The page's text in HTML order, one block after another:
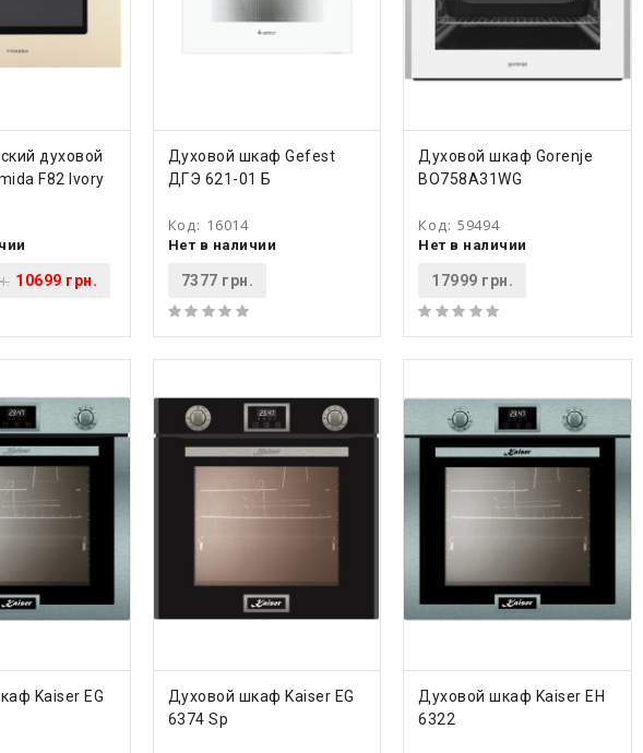
духовой
F82 Ivory
10699 грн.
КУПИТЬ
Духовой шкаф Gefest
ДГЭ 621-01 Б
Код: 16014
Нет в наличии
7377 грн.
КУПИТЬ
Духовой шкаф Gorenje
BO758A31WG
Код: 59494
Нет в наличии
17999 грн.
Kaiser EG
КУПИТЬ
Духовой шкаф Kaiser EG
6374 Sp
КУПИТЬ
Духовой шкаф Kaiser EH
6322